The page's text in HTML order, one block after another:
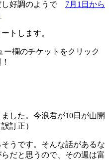
し好調のようで 7月1日から
トします。
欄のチケットをクリック
した。今浪君が10日が山開
訂正）
うです。そんな話があるな
だと思うので、その週は富